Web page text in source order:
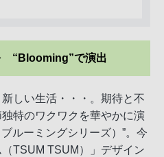
“Blooming”で演出
しい生活・・・。期待と不
特のワクワクを華やかに演
ルーミングシリーズ）”。今
TSUM TSUM）」デザイン